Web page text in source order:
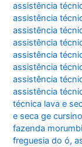
assistência
assistência
assistência
assistência
assistência
assistência
assistência
assistência
técnica lava e
e seca ge cursino
fazenda morumbi
freguesia do ó,